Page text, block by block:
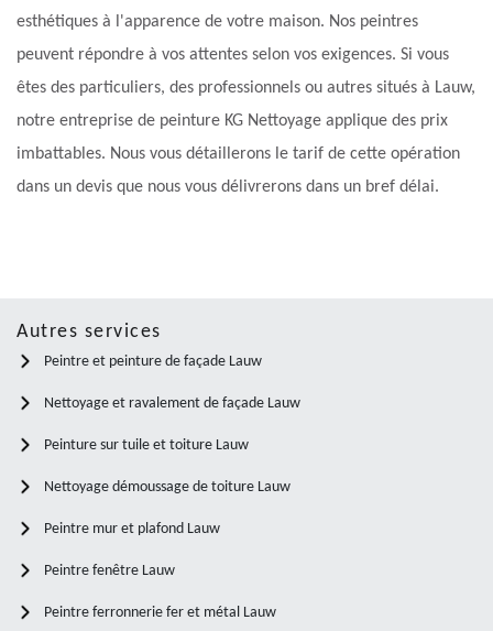
esthétiques à l'apparence de votre maison. Nos peintres
peuvent répondre à vos attentes selon vos exigences. Si vous
êtes des particuliers, des professionnels ou autres situés à Lauw,
notre entreprise de peinture KG Nettoyage applique des prix
imbattables. Nous vous détaillerons le tarif de cette opération
dans un devis que nous vous délivrerons dans un bref délai.
Autres services
Peintre et peinture de façade Lauw
Nettoyage et ravalement de façade Lauw
Peinture sur tuile et toiture Lauw
Nettoyage démoussage de toiture Lauw
Peintre mur et plafond Lauw
Peintre fenêtre Lauw
Peintre ferronnerie fer et métal Lauw